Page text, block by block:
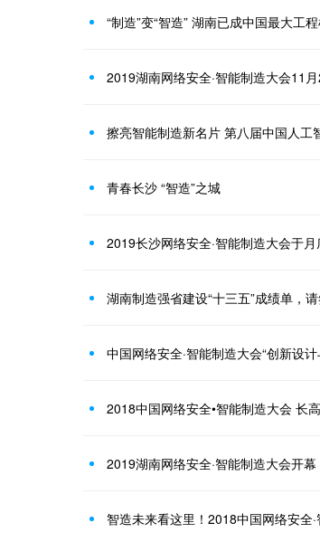
“制造”变“智造” 湖南已成中国最大工
2019湖南网络安全·智能制造大会11
擦亮智能制造新名片 第八届中国人工
青春长沙 “智造”之城
2019长沙网络安全·智能制造大会于月
湖南制造强省建设“十三五”成绩单，请
中国网络安全·智能制造大会“创新设
2018中国网络安全•智能制造大会 长
2019湖南网络安全·智能制造大会开幕
智造未来看这里！2018中国网络安全